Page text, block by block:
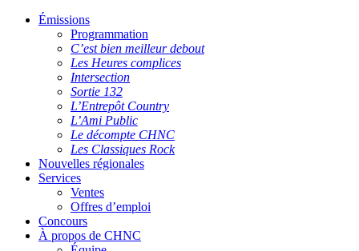
Émissions
Programmation
C’est bien meilleur debout
Les Heures complices
Intersection
Sortie 132
L’Entrepôt Country
L’Ami Public
Le décompte CHNC
Les Classiques Rock
Nouvelles régionales
Services
Ventes
Offres d’emploi
Concours
À propos de CHNC